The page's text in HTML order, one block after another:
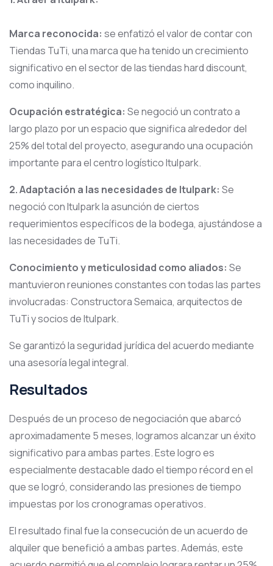
Marca reconocida: se enfatizó el valor de contar con
Tiendas TuTi, una marca que ha tenido un crecimiento
significativo en el sector de las tiendas hard discount,
como inquilino.
Ocupación estratégica: Se negoció un contrato a
largo plazo por un espacio que significa alrededor del
25% del total del proyecto, asegurando una ocupación
importante para el centro logístico Itulpark.
2. Adaptación a las necesidades de Itulpark: Se
negoció con Itulpark la asunción de ciertos
requerimientos específicos de la bodega, ajustándose a
las necesidades de TuTi.
Conocimiento y meticulosidad como aliados: Se
mantuvieron reuniones constantes con todas las partes
involucradas: Constructora Semaica, arquitectos de
TuTi y socios de Itulpark.
Se garantizó la seguridad jurídica del acuerdo mediante
una asesoría legal integral.
Resultados
Después de un proceso de negociación que abarcó
aproximadamente 5 meses, logramos alcanzar un éxito
significativo para ambas partes. Este logro es
especialmente destacable dado el tiempo récord en el
que se logró, considerando las presiones de tiempo
impuestas por los cronogramas operativos.
El resultado final fue la consecución de un acuerdo de
alquiler que benefició a ambas partes. Además, este